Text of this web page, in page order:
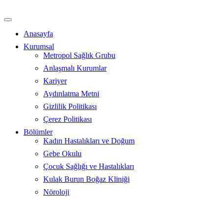
atla
Anasayfa
Kurumsal
Metropol Sağlık Grubu
Anlaşmalı Kurumlar
Kariyer
Aydınlatma Metni
Gizlilik Politikası
Çerez Politikası
Bölümler
Kadın Hastalıkları ve Doğum
Gebe Okulu
Çocuk Sağlığı ve Hastalıkları
Kulak Burun Boğaz Kliniği
Nöroloji